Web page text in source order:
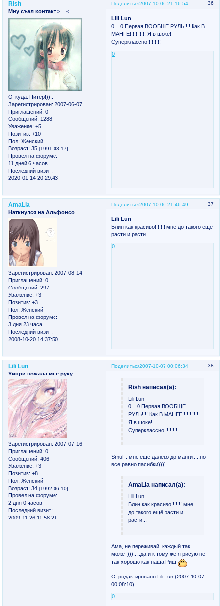
Поделиться 36
2007-10-06 21:16:54
Rish
Мну съел контакт >__<
Откуда: Питер!))..
Зарегистрирован: 2007-06-07
Приглашений: 0
Сообщений: 1288
Уважение: +5
Позитив: +10
Пол: Женский
Возраст: 35 [1991-03-17]
Провел на форуме:
11 дней 6 часов
Последний визит:
2020-01-14 20:29:43
Lili Lun
0__0 Первая ВООБЩЕ РУЛЬ!!!! Как В
МАНГЕ!!!!!!!!!!! Я в шоке!
Суперклассно!!!!!!!!!
0
Поделиться 37
2007-10-06 21:46:49
AmaLia
Наткнулся на Альфонсо
Зарегистрирован: 2007-08-14
Приглашений: 0
Сообщений: 297
Уважение: +3
Позитив: +3
Пол: Женский
Провел на форуме:
3 дня 23 часа
Последний визит:
2008-10-20 14:37:50
Lili Lun
Блин как красиво!!!!!!! мне до такого ещё
расти и расти...
0
Поделиться 38
2007-10-07 00:06:34
Lili Lun
Уинри пожала мне руку...
Зарегистрирован: 2007-07-16
Приглашений: 0
Сообщений: 406
Уважение: +3
Позитив: +8
Пол: Женский
Возраст: 34 [1992-06-10]
Провел на форуме:
2 дня 0 часов
Последний визит:
2009-11-26 11:58:21
Rish написал(а):
Lili Lun
0__0 Первая ВООБЩЕ
РУЛЬ!!!! Как В МАНГЕ!!!!!!!!!!!
Я в шоке!
Суперклассно!!!!!!!!!
SmuF: мне еще далеко до манги.....но
все равно пасибки))))
AmaLia написал(а):
Lili Lun
Блин как красиво!!!!!!! мне
до такого ещё расти и
расти...
Ама, не переживай, каждый так
может))).....да и к тому же я рисую не
так хорошо как наша Риш
Отредактировано Lili Lun (2007-10-07
00:08:10)
0